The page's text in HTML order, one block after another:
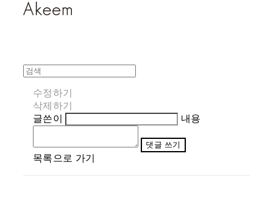
수정하기
삭제하기
글쓴이
내용
댓글 쓰기
목록으로 가기